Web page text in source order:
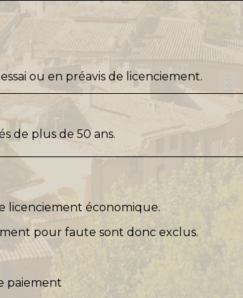
ou en préavis de licenciement.
de plus de 50 ans.
licenciement économique.
pour faute sont donc exclus.
paiement